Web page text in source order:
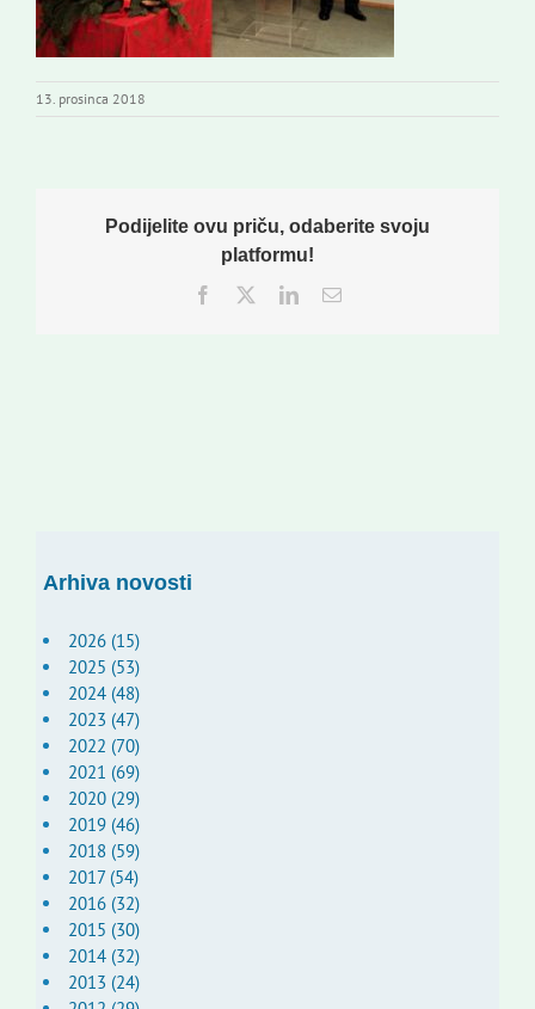
13. prosinca 2018
Podijelite ovu priču, odaberite svoju
platformu!
Facebook
TwitterLinkedInEmail:
Arhiva novosti
2026 (15)
2025 (53)
2024 (48)
2023 (47)
2022 (70)
2021 (69)
2020 (29)
2019 (46)
2018 (59)
2017 (54)
2016 (32)
2015 (30)
2014 (32)
2013 (24)